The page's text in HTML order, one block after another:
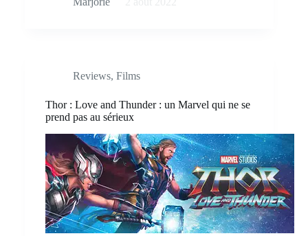
Reviews, Films
Thor : Love and Thunder : un Marvel qui ne se
prend pas au sérieux